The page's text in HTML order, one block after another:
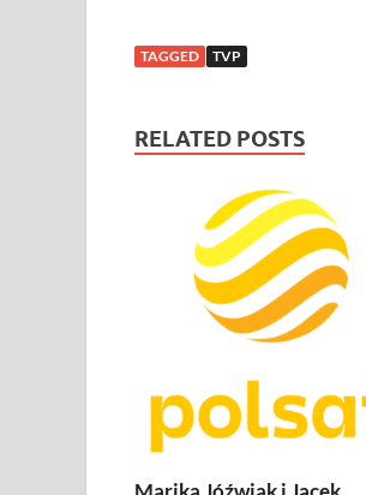
TAGGED TVP
RELATED POSTS